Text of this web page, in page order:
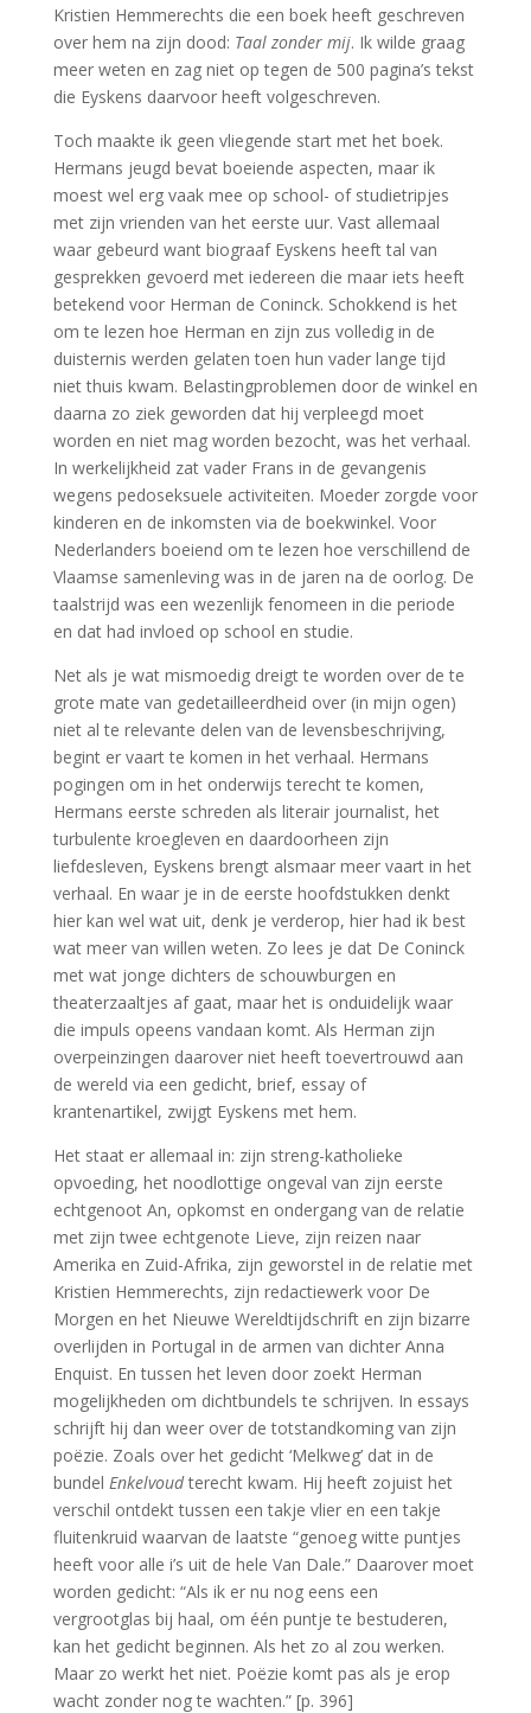
Kristien Hemmerechts die een boek heeft geschreven
over hem na zijn dood: Taal zonder mij. Ik wilde graag
meer weten en zag niet op tegen de 500 pagina’s tekst
die Eyskens daarvoor heeft volgeschreven.
Toch maakte ik geen vliegende start met het boek.
Hermans jeugd bevat boeiende aspecten, maar ik
moest wel erg vaak mee op school- of studietripjes
met zijn vrienden van het eerste uur. Vast allemaal
waar gebeurd want biograaf Eyskens heeft tal van
gesprekken gevoerd met iedereen die maar iets heeft
betekend voor Herman de Coninck. Schokkend is het
om te lezen hoe Herman en zijn zus volledig in de
duisternis werden gelaten toen hun vader lange tijd
niet thuis kwam. Belastingproblemen door de winkel en
daarna zo ziek geworden dat hij verpleegd moet
worden en niet mag worden bezocht, was het verhaal.
In werkelijkheid zat vader Frans in de gevangenis
wegens pedoseksuele activiteiten. Moeder zorgde voor
kinderen en de inkomsten via de boekwinkel. Voor
Nederlanders boeiend om te lezen hoe verschillend de
Vlaamse samenleving was in de jaren na de oorlog. De
taalstrijd was een wezenlijk fenomeen in die periode
en dat had invloed op school en studie.
Net als je wat mismoedig dreigt te worden over de te
grote mate van gedetailleerdheid over (in mijn ogen)
niet al te relevante delen van de levensbeschrijving,
begint er vaart te komen in het verhaal. Hermans
pogingen om in het onderwijs terecht te komen,
Hermans eerste schreden als literair journalist, het
turbulente kroegleven en daardoorheen zijn
liefdesleven, Eyskens brengt alsmaar meer vaart in het
verhaal. En waar je in de eerste hoofdstukken denkt
hier kan wel wat uit, denk je verderop, hier had ik best
wat meer van willen weten. Zo lees je dat De Coninck
met wat jonge dichters de schouwburgen en
theaterzaaltjes af gaat, maar het is onduidelijk waar
die impuls opeens vandaan komt. Als Herman zijn
overpeinzingen daarover niet heeft toevertrouwd aan
de wereld via een gedicht, brief, essay of
krantenartikel, zwijgt Eyskens met hem.
Het staat er allemaal in: zijn streng-katholieke
opvoeding, het noodlottige ongeval van zijn eerste
echtgenoot An, opkomst en ondergang van de relatie
met zijn twee echtgenote Lieve, zijn reizen naar
Amerika en Zuid-Afrika, zijn geworstel in de relatie met
Kristien Hemmerechts, zijn redactiewerk voor De
Morgen en het Nieuwe Wereldtijdschrift en zijn bizarre
overlijden in Portugal in de armen van dichter Anna
Enquist. En tussen het leven door zoekt Herman
mogelijkheden om dichtbundels te schrijven. In essays
schrijft hij dan weer over de totstandkoming van zijn
poëzie. Zoals over het gedicht ‘Melkweg’ dat in de
bundel Enkelvoudterecht kwam. Hij heeft zojuist het
verschil ontdekt tussen een takje vlier en een takje
fluitenkruid waarvan de laatste “genoeg witte puntjes
heeft voor alle i’s uit de hele Van Dale.” Daarover moet
worden gedicht: “Als ik er nu nog eens een
vergrootglas bij haal, om één puntje te bestuderen,
kan het gedicht beginnen. Als het zo al zou werken.
Maar zo werkt het niet. Poëzie komt pas als je erop
wacht zonder nog te wachten.” [p. 396]